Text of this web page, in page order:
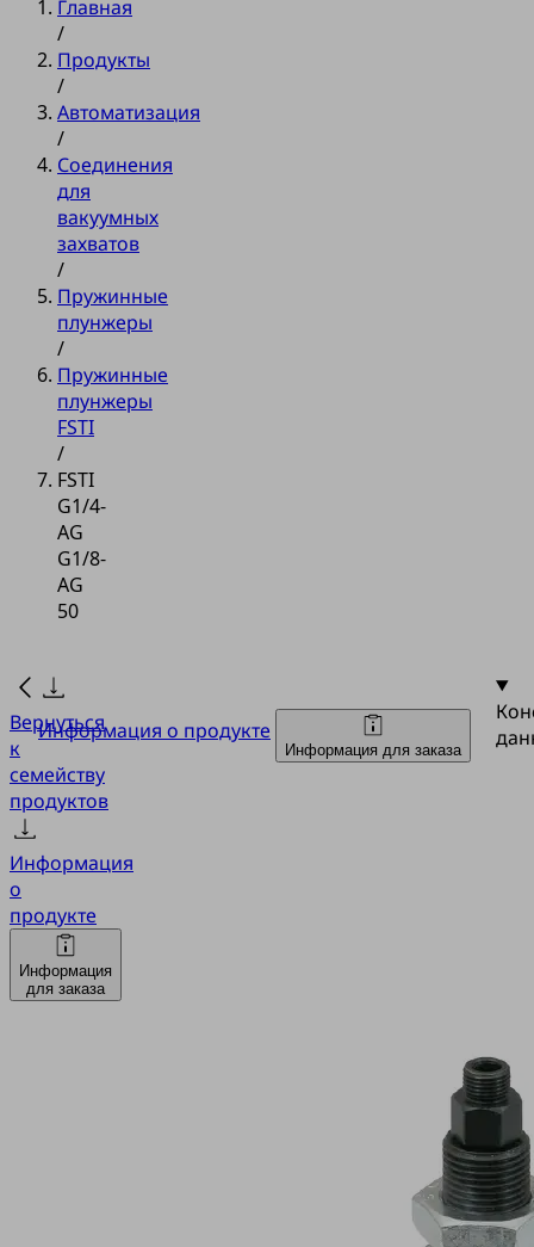
Главная
/
Продукты
/
Автоматизация
/
Соединения
для
вакуумных
захватов
/
Пружинные
плунжеры
/
Пружинные
плунжеры
FSTI
/
FSTI
G1/4-
AG
G1/8-
AG
50
Вернуться
к
семейству
продуктов
Информация
о
продукте
Информация
для заказа
Информация о продукте
Информация для заказа